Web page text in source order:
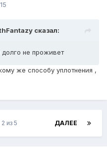
сказал:
не проживет
же способу уплотнения ,
ДАЛЕЕ
из 5